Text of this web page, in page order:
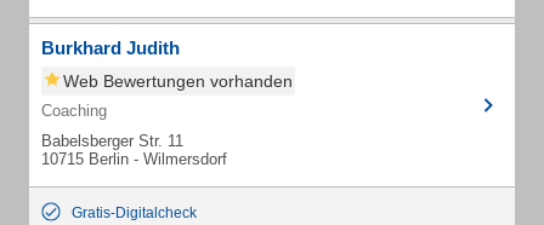
Burkhard Judith
Web Bewertungen vorhanden
Coaching
Babelsberger Str. 11
10715 Berlin - Wilmersdorf
Gratis-Digitalcheck